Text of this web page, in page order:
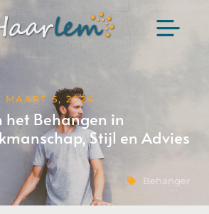
MAART 5, 2024
het Behangen in
Stijl en Advies
Behanger